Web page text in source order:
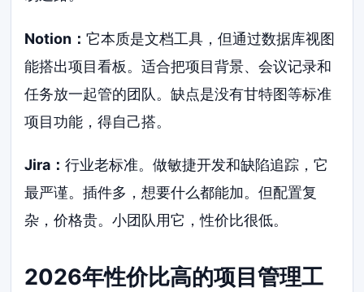
Notion：它本质是文档工具，但通过数据库视图
能搭出项目看板。适合把项目背景、会议记录和
任务放一起管的团队。缺点是没有甘特图等标准
项目功能，得自己搭。
Jira：行业老标准。做敏捷开发和缺陷追踪，它
最严谨。插件多，想要什么都能加。但配置复
杂，价格贵。小团队用它，性价比很低。
2026年性价比高的项目管理工